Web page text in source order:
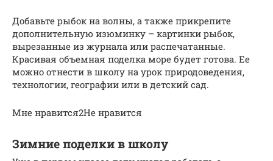
Добавьте рыбок на волны, а также прикрепите
дополнительную изюминку – картинки рыбок,
вырезанные из журнала или распечатанные.
Красивая объемная поделка море будет готова. Ее
можно отнести в школу на урок природоведения,
технологии, географии или в детский сад.
Мне нравится2Не нравится
Зимние поделки в школу